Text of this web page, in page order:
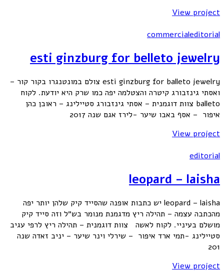
View project
commercialeditorial
esti ginzburg for belleto jewelry
esti ginzburg for balleto jewelry צולם במונטנגרו בקור קור –
ואסתי גינזבורג קיטרה והצטלמה יפה כמו שרק היא יודעת. לקוח
balleto צוות דוגמנית – אסתי גינזבורג סטיילינג – ראובן כהן
איפור – אסף באבו שיער -לירז אגם שנה 2017
View project
editorial
leopard – laisha
leopard – laisha יש כתבות אופנה שהסייד קיק שלהן יותר יפה
מהכתבה עצמה – תהילה ריץ מדגמנת מנומר בש״ל וזה סייד קיק
מושלם בעיניי. לקוח לאשה צוות דוגמנית – תהילה ריץ לרפי עגיב
סטיילינג -תמי ארד איפור – שירלי וינר שיער – יניב זאדה שנה
201
View project